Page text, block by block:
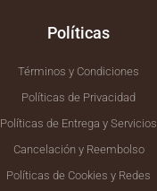
Políticas
Términos y Condiciones
Políticas de Privacidad
Políticas de Entrega y Servicios
Cancelación y Reembolso
Políticas de Cookies y Redes